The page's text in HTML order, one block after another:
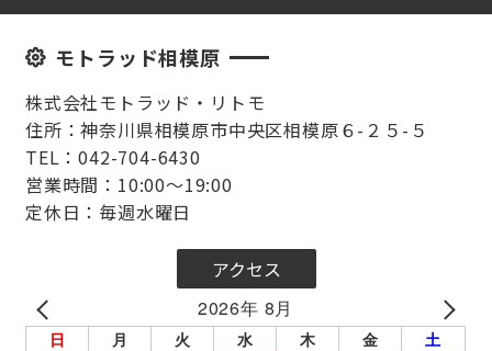
モトラッド相模原
株式会社モトラッド・リトモ
住所：神奈川県相模原市中央区相模原６-２５-５
TEL：042-704-6430
営業時間：10:00～19:00
定休日：毎週水曜日
アクセス
2026年 8月
日 月 火 水 木 金 土